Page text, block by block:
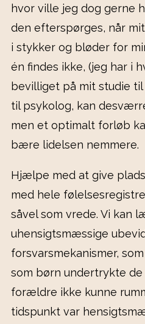
hvor ville jeg dog gerne
den efterspørges, når
i stykker og bløder for
én findes ikke, (jeg har i
bevilliget på mit studie
til psykolog, kan
men et optimalt forløb
bære lidelsen nemmere.
Hjælpe med at give
med hele
såvel som vrede. Vi kan
uhensigtsmæssige
forsvarsmekanismer,
som børn undertrykte de
forældre ikke kunne
tidspunkt var